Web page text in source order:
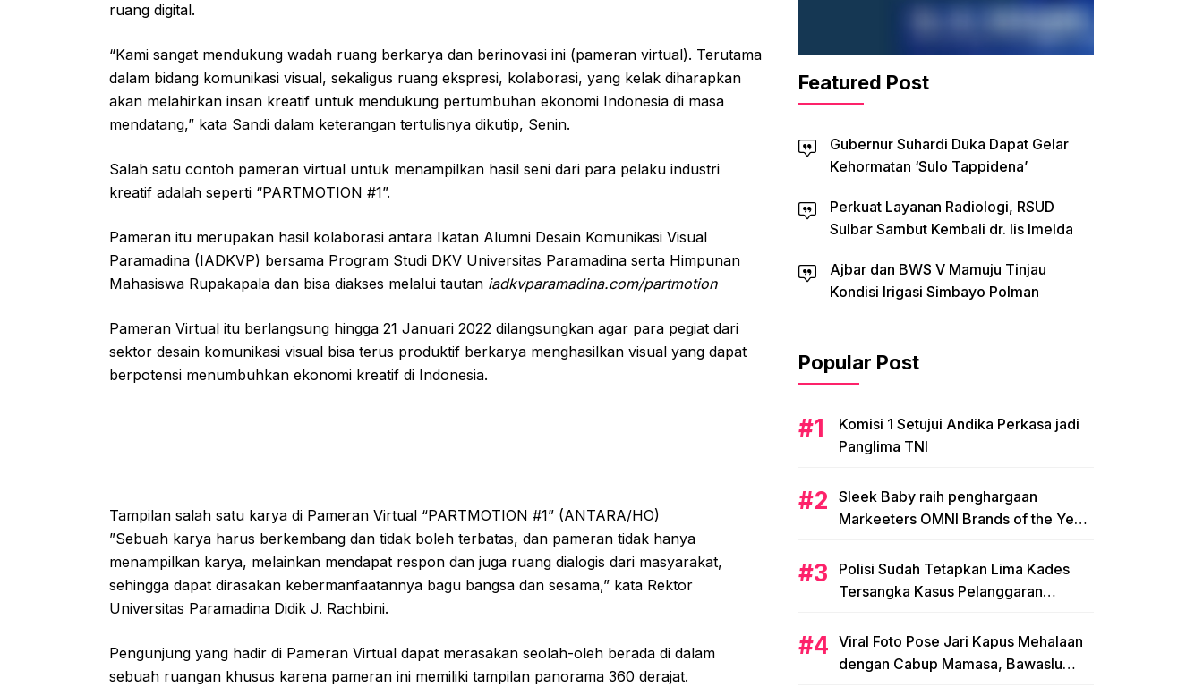
ruang digital.
“Kami sangat mendukung wadah ruang berkarya dan berinovasi ini (pameran virtual). Terutama
dalam bidang komunikasi visual, sekaligus ruang ekspresi, kolaborasi, yang kelak diharapkan
akan melahirkan insan kreatif untuk mendukung pertumbuhan ekonomi Indonesia di masa
mendatang,” kata Sandi dalam keterangan tertulisnya dikutip, Senin.
Salah satu contoh pameran virtual untuk menampilkan hasil seni dari para pelaku industri
kreatif adalah seperti “PARTMOTION #1”.
Pameran itu merupakan hasil kolaborasi antara Ikatan Alumni Desain Komunikasi Visual
Paramadina (IADKVP) bersama Program Studi DKV Universitas Paramadina serta Himpunan
Mahasiswa Rupakapala dan bisa diakses melalui tautan iadkvparamadina.com/partmotion
Pameran Virtual itu berlangsung hingga 21 Januari 2022 dilangsungkan agar para pegiat dari
sektor desain komunikasi visual bisa terus produktif berkarya menghasilkan visual yang dapat
berpotensi menumbuhkan ekonomi kreatif di Indonesia.
Tampilan salah satu karya di Pameran Virtual “PARTMOTION #1” (ANTARA/HO)
”Sebuah karya harus berkembang dan tidak boleh terbatas, dan pameran tidak hanya
menampilkan karya, melainkan mendapat respon dan juga ruang dialogis dari masyarakat,
sehingga dapat dirasakan kebermanfaatannya bagu bangsa dan sesama,” kata Rektor
Universitas Paramadina Didik J. Rachbini.
Pengunjung yang hadir di Pameran Virtual dapat merasakan seolah-oleh berada di dalam
sebuah ruangan khusus karena pameran ini memiliki tampilan panorama 360 derajat.
Featured Post
Gubernur Suhardi Duka Dapat Gelar
Kehormatan ‘Sulo Tappidena’
Perkuat Layanan Radiologi, RSUD
Sulbar Sambut Kembali dr. Iis Imelda
Ajbar dan BWS V Mamuju Tinjau
Kondisi Irigasi Simbayo Polman
Popular Post
Komisi 1 Setujui Andika Perkasa jadi
Panglima TNI
Sleek Baby raih penghargaan
Markeeters OMNI Brands of the Year
Polisi Sudah Tetapkan Lima Kades
Tersangka Kasus Pelanggaran
Viral Foto Pose Jari Kapus Mehalaan
dengan Cabup Mamasa, Bawaslu